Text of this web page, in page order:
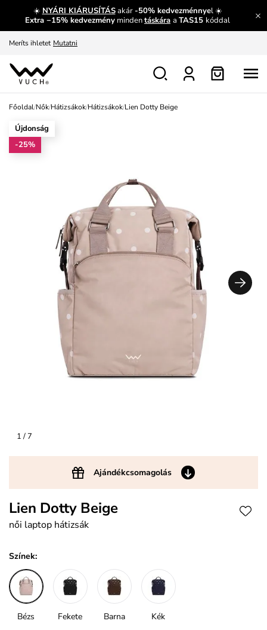
☀️ NYÁRI KIÁRUSÍTÁSakár-50% kedvezménnyel ☀️
Extra −15% kedvezmény mindentáskára a TAS15 kóddal
Fedezze fel velünk az újdonságokat. Megtekintés
Meríts ihletet Mutatni
Ingyenes csere és visszaküldés
Főoldal/Nők/Hátizsákok/Hátizsákok/Lien Dotty Beige
1/ 7
Ajándékcsomagolás
Újdonság
-25%
Lien Dotty Beige
női laptop hátizsák
Színek:
Bézs Fekete Barna Kék